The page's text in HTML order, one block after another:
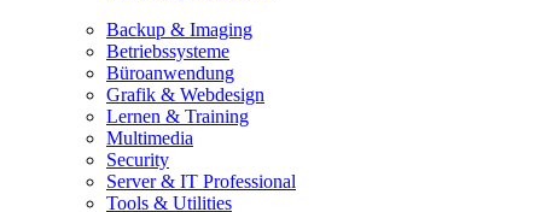
Backup & Imaging
Betriebssysteme
Büroanwendung
Grafik & Webdesign
Lernen & Training
Multimedia
Security
Server & IT Professional
Tools & Utilities